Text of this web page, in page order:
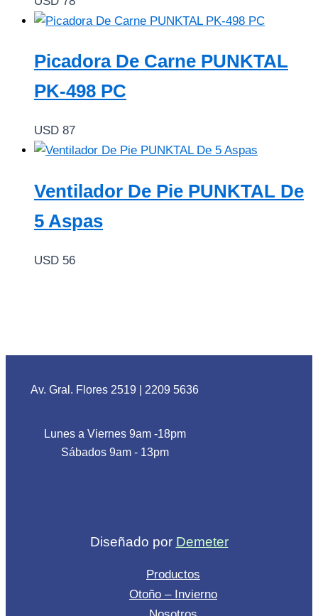
Picadora De Carne PUNKTAL
PK-498 PC
USD 87
Ventilador De Pie PUNKTAL De
5 Aspas
USD 56
Av. Gral. Flores 2519 2209 5636
Lunes a Viernes 9am -18pm
Sábados 9am - 13pm
Diseñado por Demeter
Productos
Otoño – Invierno